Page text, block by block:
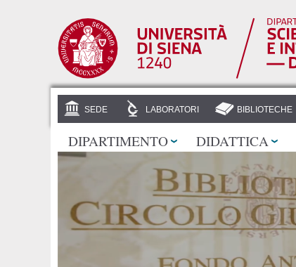
SEDE LABORATORI BIBLIOTECHE
DIPARTIMENTO DIDATTICA